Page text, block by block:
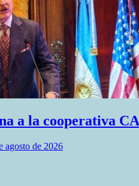
a la cooperativa
agosto de 2026